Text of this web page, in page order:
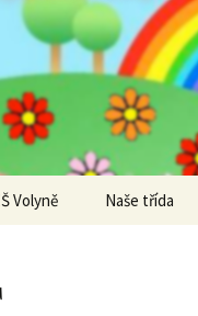
Volyně Naše třída